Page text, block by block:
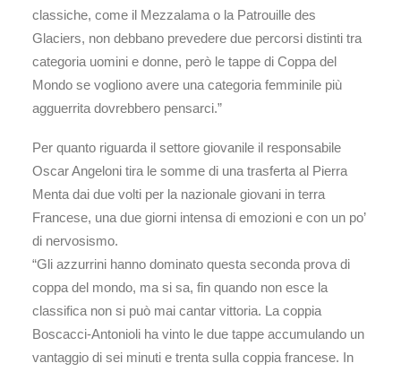
classiche, come il Mezzalama o la Patrouille des
Glaciers, non debbano prevedere due percorsi distinti tra
categoria uomini e donne, però le tappe di Coppa del
Mondo se vogliono avere una categoria femminile più
agguerrita dovrebbero pensarci.”
Per quanto riguarda il settore giovanile il responsabile
Oscar Angeloni tira le somme di una trasferta al Pierra
Menta dai due volti per la nazionale giovani in terra
Francese, una due giorni intensa di emozioni e con un po’
di nervosismo.
“Gli azzurrini hanno dominato questa seconda prova di
coppa del mondo, ma si sa, fin quando non esce la
classifica non si può mai cantar vittoria. La coppia
Boscacci-Antonioli ha vinto le due tappe accumulando un
vantaggio di sei minuti e trenta sulla coppia francese. In